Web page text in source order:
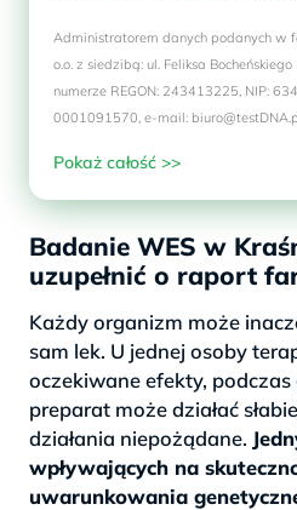
Administratorem danych podanych w
o.o. z siedzibą: ul. Feliksa
numerze REGON: 243413225, NIP:
0001091570, e-mail:
Pokaż całość >>
Badanie WES w
uzupełnić o raport
Każdy organizm może
sam lek. U jednej osoby
oczekiwane efekty,
preparat może działać
działania niepożądane.
wpływających na
uwarunkowania